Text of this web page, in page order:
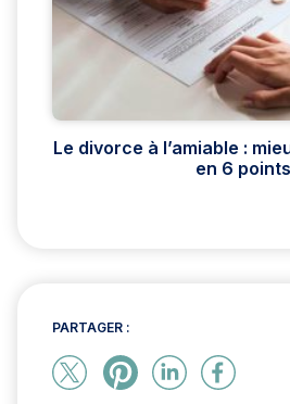
Le divorce à l’amiable :
en 6 points
PARTAGER :